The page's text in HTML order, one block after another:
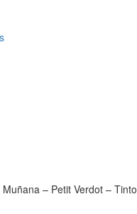
Muñana – Petit Verdot – Tinto